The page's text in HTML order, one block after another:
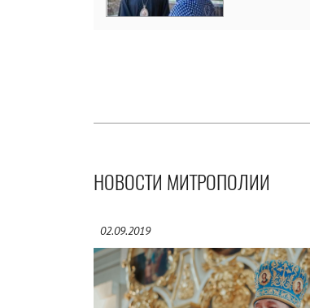
НОВОСТИ МИТРОПОЛИИ
02.09.2019